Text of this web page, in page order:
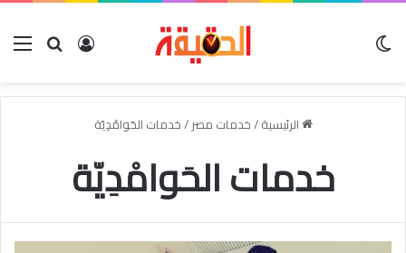
بحث عنتسجيل
الرئيسية/خدمات مصر/خدمات الحَوامْدِيّة
خدمات الحَوامْدِيّة